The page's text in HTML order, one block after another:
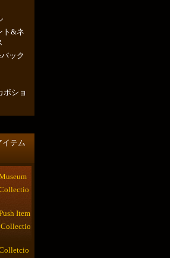
ト&ネ
ック
ボショ
イテム
Item